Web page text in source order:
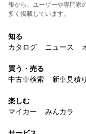
報から、ユーザーや専門家
多く掲載しています。
知る
カタログ
ニュース
買う・売る
中古車検索
新車見積り
楽しむ
マイカー
みんカラ